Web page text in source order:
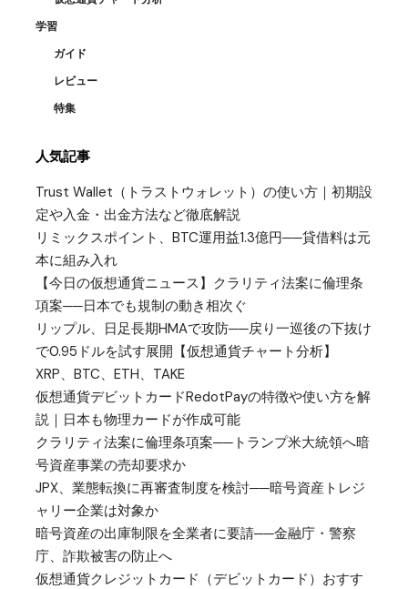
学習
ガイド
レビュー
特集
人気記事
Trust Wallet（トラストウォレット）の使い方｜初期設
定や入金・出金方法など徹底解説
リミックスポイント、BTC運用益1.3億円──貸借料は元
本に組み入れ
【今日の仮想通貨ニュース】クラリティ法案に倫理条
項案──日本でも規制の動き相次ぐ
リップル、日足長期HMAで攻防──戻り一巡後の下抜け
で0.95ドルを試す展開【仮想通貨チャート分析】
XRP、BTC、ETH、TAKE
仮想通貨デビットカードRedotPayの特徴や使い方を解
説｜日本も物理カードが作成可能
クラリティ法案に倫理条項案──トランプ米大統領へ暗
号資産事業の売却要求か
JPX、業態転換に再審査制度を検討──暗号資産トレジ
ャリー企業は対象か
暗号資産の出庫制限を全業者に要請──金融庁・警察
庁、詐欺被害の防止へ
仮想通貨クレジットカード（デビットカード）おすす